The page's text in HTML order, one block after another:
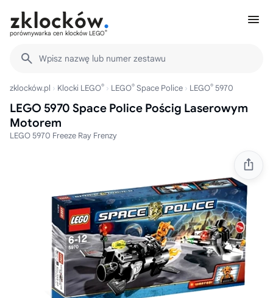
porównywarka cen klocków LEGO®
Wpisz nazwę lub numer zestawu
zklocków.pl Klocki LEGO® LEGO® Space Police LEGO® 5970
LEGO 5970 Space Police Pościg Laserowym
Motorem
LEGO 5970 Freeze Ray Frenzy